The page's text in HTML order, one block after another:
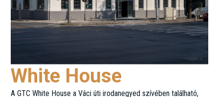
White House
A GTC White House a Váci úti irodanegyed szívében található,